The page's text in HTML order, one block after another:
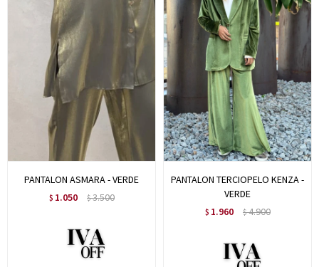
PANTALON ASMARA - VERDE
$ 1.050 $3.500
PANTALON TERCIOPELO KENZA -
VERDE
$ 1.960 $4.900